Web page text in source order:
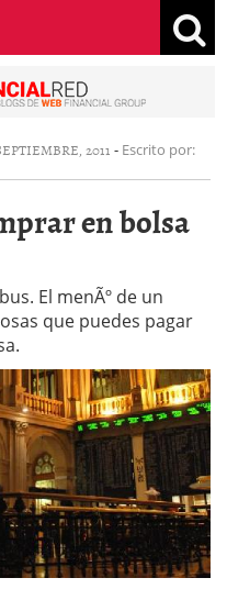
2011- Escrito por:
en bolsa
El menÃº de un
que puedes pagar